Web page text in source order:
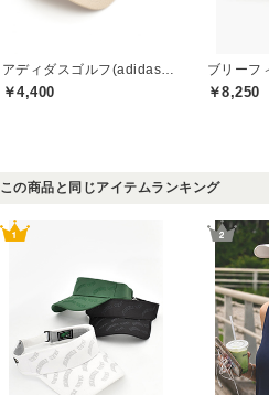
￥4,400 ￥8,250
この商品と同じアイテムランキング